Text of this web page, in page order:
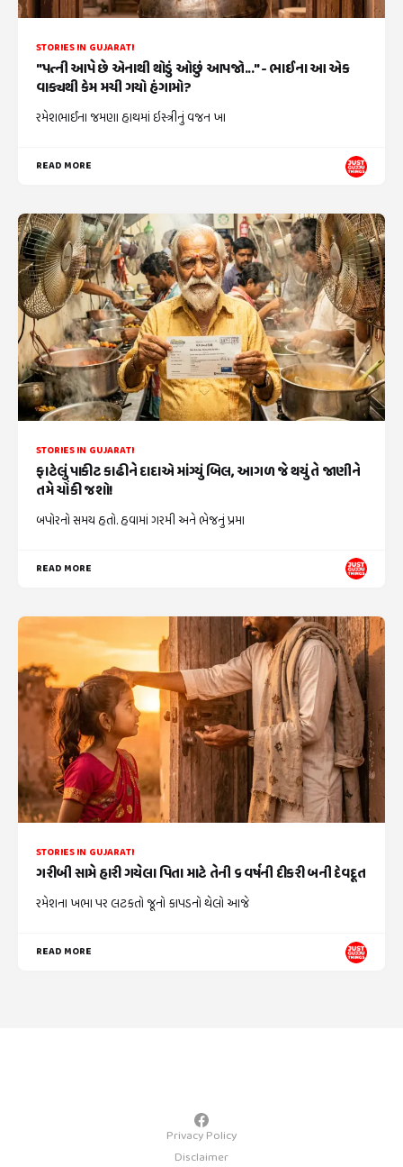
STORIES IN GUJARATI
"પત્ની આપે છે એનાથી થોડું ઓછું આપજો..." - ભાઈના આ એક
વાક્યથી કેમ મચી ગયો હંગામો?
રમેશભાઈના જમણા હાથમાં ઇસ્ત્રીનું વજન ખા
READ MORE
STORIES IN GUJARATI
ફાટેલું પાકીટ કાઢીને દાદાએ માંગ્યું બિલ, આગળ જે થયું તે જાણીને
તમે ચોંકી જશો!
બપોરનો સમય હતો. હવામાં ગરમી અને ભેજનું પ્રમા
READ MORE
STORIES IN GUJARATI
ગરીબી સામે હારી ગયેલા પિતા માટે તેની ૬ વર્ષની દીકરી બની દેવદૂત
રમેશના ખભા પર લટકતો જૂનો કાપડનો થેલો આજે
READ MORE
Privacy Policy
Disclaimer